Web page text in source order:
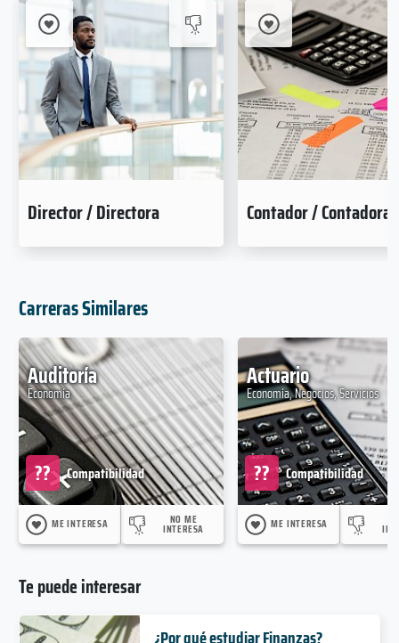
Director / Directora Contador / Contadora
Carreras Similares
Auditoría
Economía
Compatibilidad
??
ME INTERESA NO ME
INTERESA
Actuario
Economía, Negocios, Servicios
Compatibilidad
??
ME INTERESA
Te puede interesar
¿Por qué estudiar Finanzas?